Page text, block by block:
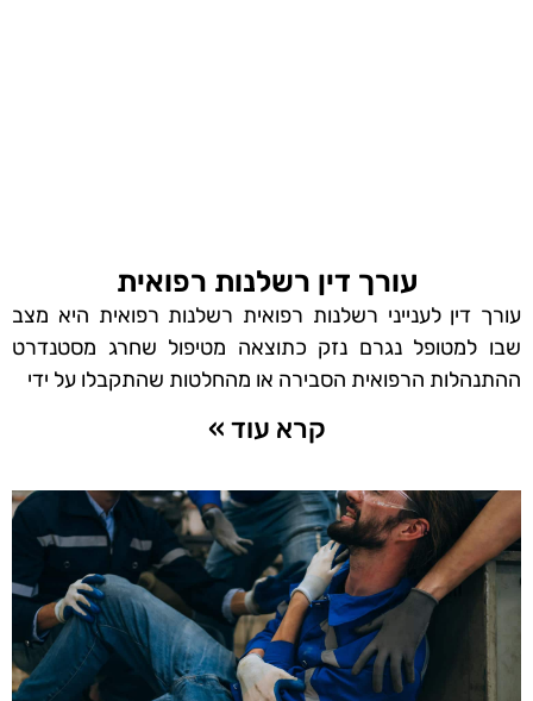
עורך דין רשלנות רפואית
עורך דין לענייני רשלנות רפואית רשלנות רפואית היא מצב
שבו למטופל נגרם נזק כתוצאה מטיפול שחרג מסטנדרט
ההתנהלות הרפואית הסבירה או מהחלטות שהתקבלו על ידי
קרא עוד »